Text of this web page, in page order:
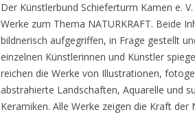
Der Künstlerbund Schieferturm Kamen e.
Werke zum Thema NATURKRAFT. Beide
bildnerisch aufgegriffen, in Frage gestellt
einzelnen Künstlerinnen und Künstler
reichen die Werke von Illustrationen,
abstrahierte Landschaften, Aquarelle und
Keramiken. Alle Werke zeigen die Kraft